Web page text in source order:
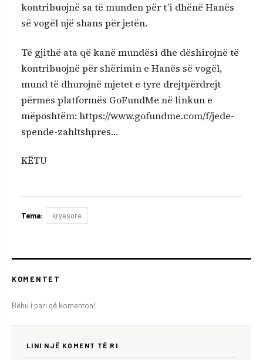
kontribuojnë sa të munden për t’i dhënë Hanës
së vogël një shans për jetën.
Të gjithë ata që kanë mundësi dhe dëshirojnë të
kontribuojnë për shërimin e Hanës së vogël,
mund të dhurojnë mjetet e tyre drejtpërdrejt
përmes platformës GoFundMe në linkun e
mëposhtëm: https://www.gofundme.com/f/jede-
spende-zahltshpres…
KËTU
Tema: kryesore
KOMENTET
Bëhu i pari që komenton!
LINI NJË KOMENT TË RI